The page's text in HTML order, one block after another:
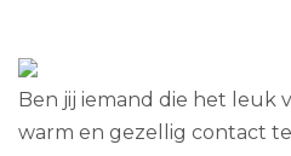
Ben jij iemand die het leuk
warm en gezellig contact